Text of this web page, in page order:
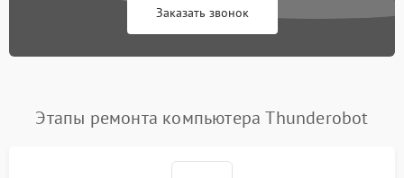
Заказать звонок
Этапы ремонта компьютера Thunderobot